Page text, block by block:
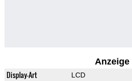
Anzeige
Display-Art LCD